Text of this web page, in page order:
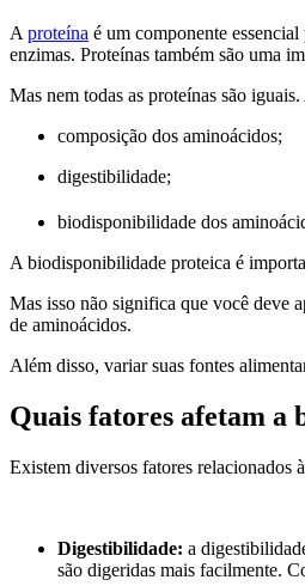
A proteína é um componente
enzimas. Proteínas também são uma
Mas nem todas as proteínas são
composição dos aminoácidos;
digestibilidade;
biodisponibilidade dos
A biodisponibilidade proteica é
Mas isso não significa que você deve
de aminoácidos.
Além disso, variar suas fontes
Quais fatores afetam a
Existem diversos fatores relacionados
Digestibilidade: a
são digeridas mais facilmente.